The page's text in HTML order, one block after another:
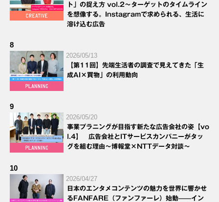
ト」の捉え方 vol.2～ターゲットのタイムライン
を想像する。Instagramで求められる、生活に
溶け込む広告
8
2026/05/13
【第11回】先端生活者の調査で見えてきた「生
成AI×買物」の利用動向
9
2026/05/20
事業プラニングが目指す新たな広告会社の姿【vo
l.4】 広告会社とITサービスカンパニーがタッ
グを組む理由～博報堂×NTTデータ対談～
10
2026/04/27
日本のエンタメコンテンツの魅力を世界に響かせ
るFANFARE（ファンファーレ）始動——イン